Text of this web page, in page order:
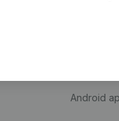
Android